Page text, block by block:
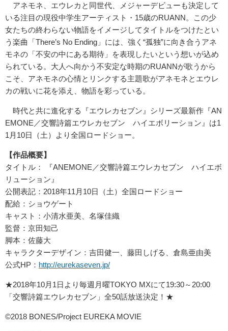
アネモネ、エウレカと同世代、メジャーデビューも決定して
いる注目の現役中学生アーティスト・15歳のRUANN。この少
女たちの終わらない物語をイメージしてタイトルをつけたとい
う楽曲「There’s No Ending」には、強く“孤独”に向き合うアネ
モネの「不安の中にある期待」を表現したいという想いが込め
られている。大人へ向かう不安定な時期のRUANNが歌うから
こそ、アネモネの心情とリンクする主題歌がアネモネとエウレ
カの戦いに花を添え、物語を彩っている。
時代と共に進化する『エウレカセブン』シリーズ最新作『AN
EMONE／交響詩篇エウレカセブン ハイエボリーション』は1
1月10日（土）より全国ロードショー。
【作品概要】
タイトル： 『ANEMONE／交響詩篇エウレカセブン ハイエボ
リューション』
公開表記：2018年11月10日（土）全国ロードショー
配給：ショウゲート
キャスト：小清水亜美、名塚佳織
監督：京田知己
脚本：佐藤大
キャラクターデザイン：吉田健一、藤田しげる、倉島亜由美
公式HP： http://eurekaseven.jp/
★2018年10月1日より毎週月曜TOKYO MXにて19:30～20:00
「交響詩篇エウレカセブン」全50話放送決定！★
©2018 BONES/Project EUREKA MOVIE